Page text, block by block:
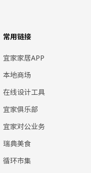
常用链接
宜家家居APP
本地商场
在线设计工具
宜家俱乐部
宜家对公业务
瑞典美食
循环市集